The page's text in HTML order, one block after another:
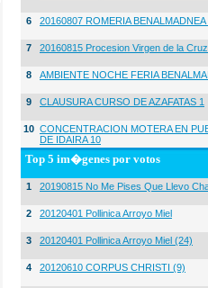
6 20160807 ROMERIA
7 20160815 Procesion Virgen de la
8 AMBIENTE NOCHE FERIA
9 CLAUSURA CURSO DE AZAFATAS 1
10 CONCENTRACION MOTERA EN
DE IDAIRA 10
Top 5 im�genes por votos
1 20190815 No Me Pises Que Llevo
2 20120401 Pollinica Arroyo Miel
3 20120401 Pollinica Arroyo Miel (24)
4 20120610 CORPUS CHRISTI (9)